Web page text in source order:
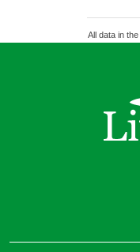
All data in the